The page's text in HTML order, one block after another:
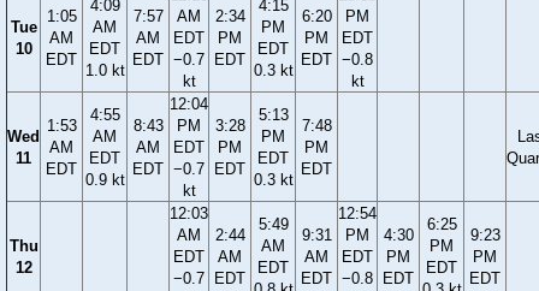
Tue
10
1:05
AM
EDT
4:09
AM
EDT
1.0 kt
7:57
AM
EDT
AM
EDT
−0.7
kt
2:34
PM
EDT
4:15
PM
EDT
0.3 kt
6:20
PM
EDT
PM
EDT
−0.8
kt
Wed
11
1:53
AM
EDT
4:55
AM
EDT
0.9 kt
8:43
AM
EDT
12:04
PM
EDT
−0.7
kt
3:28
PM
EDT
5:13
PM
EDT
0.3 kt
7:48
PM
EDT
Thu
12
12:03
AM
EDT
−0.7
2:44
AM
EDT
5:49
AM
EDT
9:31
AM
EDT
12:54
PM
EDT
−0.8
4:30
PM
EDT
6:25
PM
EDT
9:23
PM
EDT